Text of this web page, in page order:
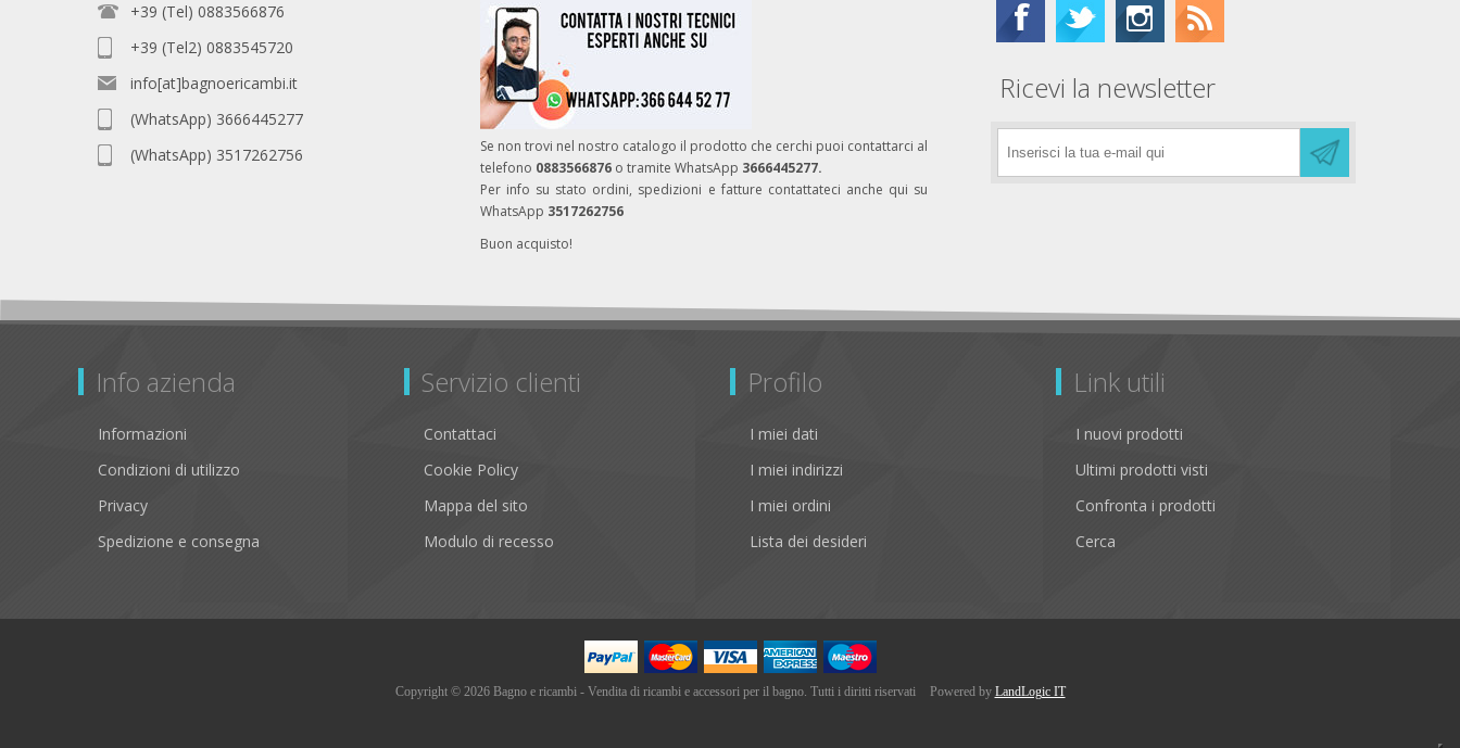
+39 (Tel) 0883566876
+39 (Tel2) 0883545720
info[at]bagnoericambi.it
(WhatsApp) 3666445277
(WhatsApp) 3517262756
Se non trovi nel nostro catalogo il prodotto che cerchi puoi contattarci al
telefono 0883566876 o tramite WhatsApp 3666445277.
Per info su stato ordini, spedizioni e fatture contattateci anche qui su
WhatsApp 3517262756
Buon acquisto!
Ricevi la newsletter
Info azienda
Informazioni
Condizioni di utilizzo
Privacy
Spedizione e consegna
Servizio clienti
Contattaci
Cookie Policy
Mappa del sito
Modulo di recesso
Profilo
I miei dati
I miei indirizzi
I miei ordini
Lista dei desideri
Link utili
I nuovi prodotti
Ultimi prodotti visti
Confronta i prodotti
Cerca
Copyright © 2026 Bagno e ricambi - Vendita di ricambi e accessori per il bagno. Tutti i diritti riservati Powered by LandLogic IT